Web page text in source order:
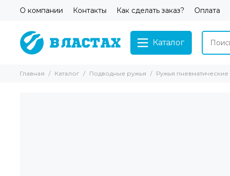
О компании Контакты Как сделать заказ? Оплата
Каталог
Главная Каталог Подводные ружья Ружья пневматические